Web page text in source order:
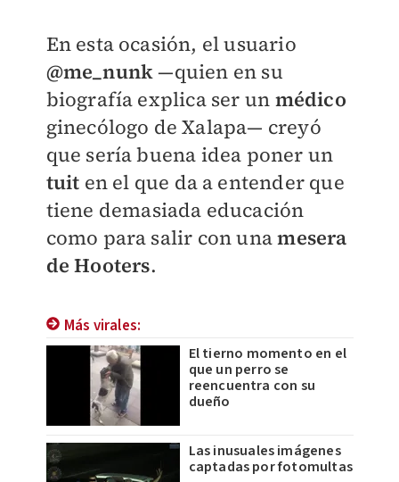
En esta ocasión, el usuario
@me_nunk—quien en su
biografía explica ser un médico
ginecólogo de Xalapa— creyó
que sería buena idea poner un
tuit en el que da a entender que
tiene demasiada educación
como para salir con unamesera
de Hooters.
Más virales:
El tierno momento en el
que un perro se
reencuentra con su
dueño
Las inusuales imágenes
captadas por fotomultas